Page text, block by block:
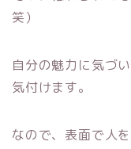
笑）
自分の魅力に気づ
気付けます。
なので、表面で人